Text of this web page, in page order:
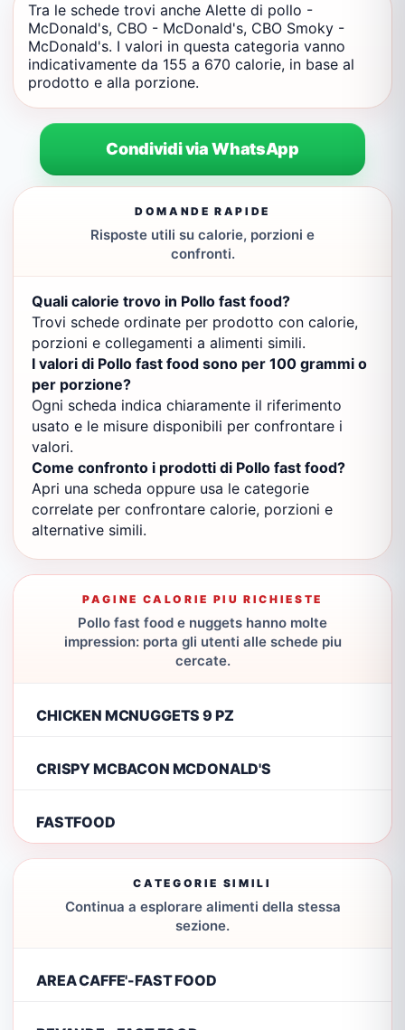
Tra le schede trovi anche Alette di pollo -
McDonald's, CBO - McDonald's, CBO Smoky -
McDonald's. I valori in questa categoria vanno
indicativamente da 155 a 670 calorie, in base al
prodotto e alla porzione.
Condividi via WhatsApp
DOMANDE RAPIDE
Risposte utili su calorie, porzioni e
confronti.
Quali calorie trovo in Pollo fast food?
Trovi schede ordinate per prodotto con calorie,
porzioni e collegamenti a alimenti simili.
I valori di Pollo fast food sono per 100 grammi o
per porzione?
Ogni scheda indica chiaramente il riferimento
usato e le misure disponibili per confrontare i
valori.
Come confronto i prodotti di Pollo fast food?
Apri una scheda oppure usa le categorie
correlate per confrontare calorie, porzioni e
alternative simili.
PAGINE CALORIE PIU RICHIESTE
Pollo fast food e nuggets hanno molte
impression: porta gli utenti alle schede piu
cercate.
CHICKEN MCNUGGETS 9 PZ
CRISPY MCBACON MCDONALD'S
FASTFOOD
CATEGORIE SIMILI
Continua a esplorare alimenti della stessa
sezione.
AREA CAFFE'-FAST FOOD